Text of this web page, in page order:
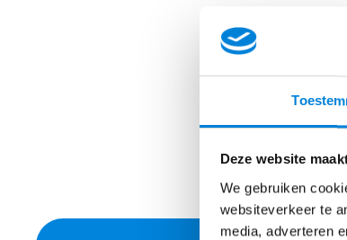
Deze website
We gebruiken
websiteverkeer te
media, adverteren
Wago-klemmen (of kroonsteen)
Installatiekabel (bijvoorbeeld YMVK of
Wisselschakelaars die passen bij je
Draadkleuren en